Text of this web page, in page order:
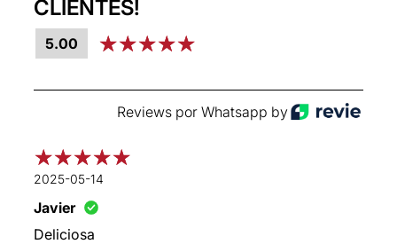
CLIENTES!
5.00
Reviews por Whatsapp by
2025-05-14
Javier
Deliciosa